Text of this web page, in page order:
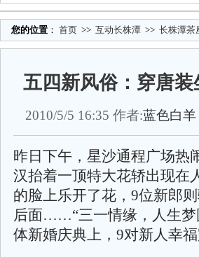
您的位置 ： 首页 >> 互动长株潭 >> 长株潭茶
五四新风俗：穿唐
2010/5/5 16:35 作者:蓝色白羊
昨日下午，星沙通程广场热
汉抬着一顶特大花轿出现在
的脸上乐开了花，9位新郎
后面……“三一情缘，人生
体新婚庆典上，9对新人幸福